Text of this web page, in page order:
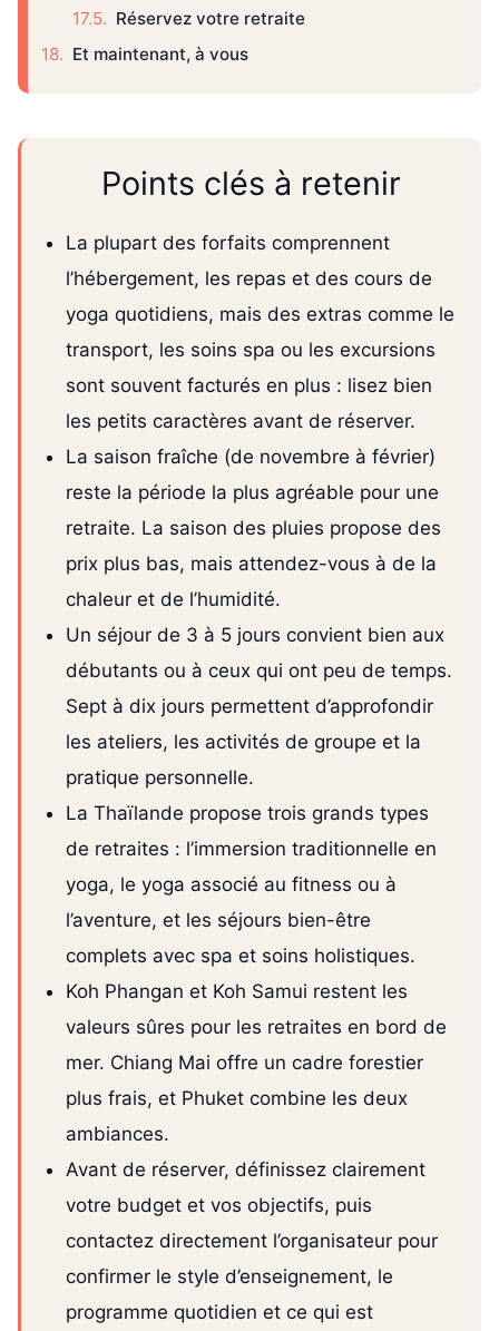
Réservez votre retraite
Et maintenant, à vous
Points clés à retenir
La plupart des forfaits comprennent
l’hébergement, les repas et des cours de
yoga quotidiens, mais des extras comme le
transport, les soins spa ou les excursions
sont souvent facturés en plus : lisez bien
les petits caractères avant de réserver.
La saison fraîche (de novembre à février)
reste la période la plus agréable pour une
retraite. La saison des pluies propose des
prix plus bas, mais attendez-vous à de la
chaleur et de l’humidité.
Un séjour de 3 à 5 jours convient bien aux
débutants ou à ceux qui ont peu de temps.
Sept à dix jours permettent d’approfondir
les ateliers, les activités de groupe et la
pratique personnelle.
La Thaïlande propose trois grands types
de retraites : l’immersion traditionnelle en
yoga, le yoga associé au fitness ou à
l’aventure, et les séjours bien-être
complets avec spa et soins holistiques.
Koh Phangan et Koh Samui restent les
valeurs sûres pour les retraites en bord de
mer. Chiang Mai offre un cadre forestier
plus frais, et Phuket combine les deux
ambiances.
Avant de réserver, définissez clairement
votre budget et vos objectifs, puis
contactez directement l’organisateur pour
confirmer le style d’enseignement, le
programme quotidien et ce qui est